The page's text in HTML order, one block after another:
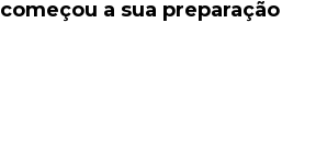
começou a sua preparação